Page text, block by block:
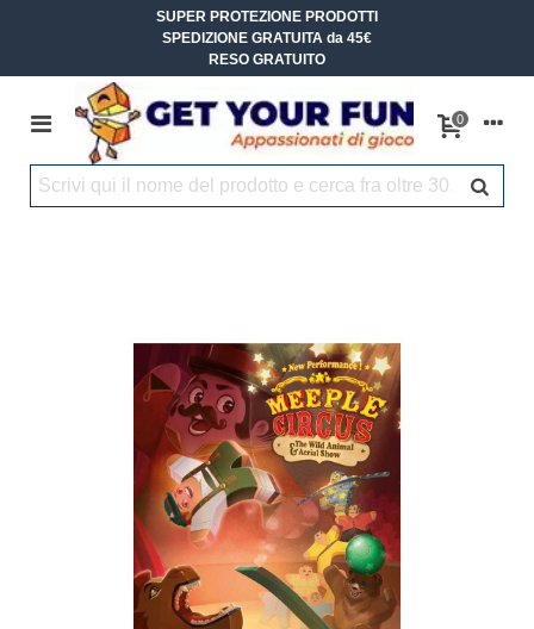
SUPER PROTEZIONE PRODOTTI
SPEDIZIONE GRATUITA da 45€
RESO GRATUITO
0